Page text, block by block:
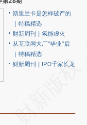
斯里兰卡是怎样破产的
｜特稿精选
财新周刊｜氢能虚火
从互联网大厂“毕业”后
｜特稿精选
财新周刊｜IPO千家长龙